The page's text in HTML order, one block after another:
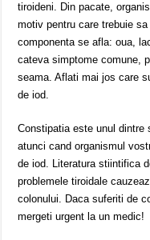
tiroideni. Din pacate,
motiv pentru care trebuie
componenta se afla: oua,
cateva simptome comune,
seama. Aflati mai jos care
de iod.
Constipatia este unul
atunci cand organismul
de iod. Literatura stiintifica
problemele tiroidale
colonului. Daca suferiti de
mergeti urgent la un medic!